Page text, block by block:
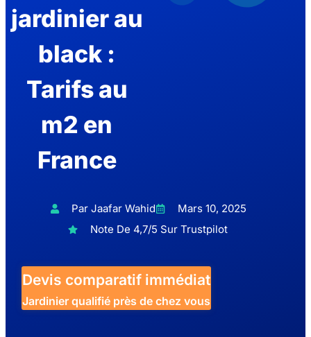
jardinier au
black :
Tarifs au
m2 en
France
Par Jaafar Wahid
Mars 10, 2025
Note De 4,7/5 Sur Trustpilot
Devis comparatif immédiat
Jardinier qualifié près de chez vous